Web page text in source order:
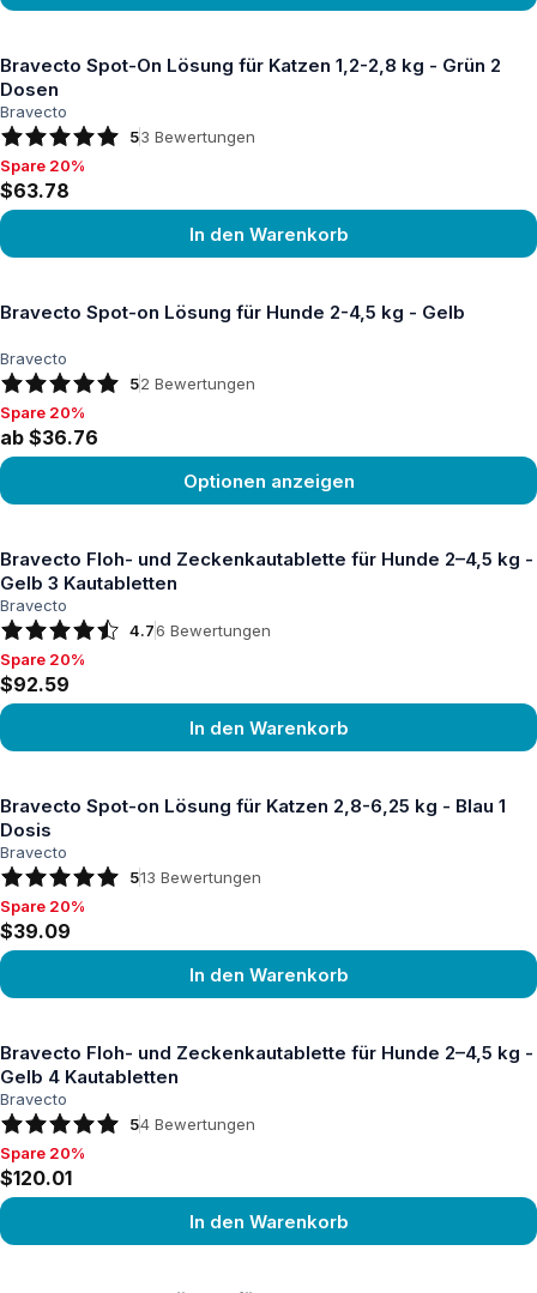
Bravecto Spot-On Lösung für Katzen 1,2-2,8 kg - Grün 2
Dosen
Bravecto
53 Bewertungen
Spare 20%, $63.78
Spare 20%
$63.78
In den Warenkorb
Bravecto Spot-on Lösung für Hunde 2-4,5 kg - Gelb
Bravecto
52 Bewertungen
Spare 20%, ab $36.76
Spare 20%
ab $36.76
Optionen anzeigen
Bravecto Floh- und Zeckenkautablette für Hunde 2–4,5 kg -
Gelb 3 Kautabletten
Bravecto
4.76 Bewertungen
Spare 20%, $92.59
Spare 20%
$92.59
In den Warenkorb
Bravecto Spot-on Lösung für Katzen 2,8-6,25 kg - Blau 1
Dosis
Bravecto
513 Bewertungen
Spare 20%, $39.09
Spare 20%
$39.09
In den Warenkorb
Bravecto Floh- und Zeckenkautablette für Hunde 2–4,5 kg -
Gelb 4 Kautabletten
Bravecto
54 Bewertungen
Spare 20%, $120.01
Spare 20%
$120.01
In den Warenkorb